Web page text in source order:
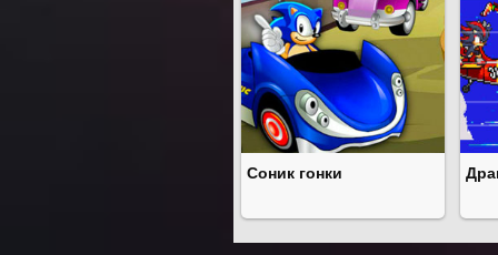
Соник гонки